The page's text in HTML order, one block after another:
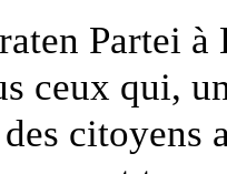
Partei
ceux qui,
citoyens